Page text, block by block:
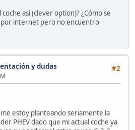
así (clever option)? ¿Cómo se
por internet pero no encuentro
#2
y dudas
estoy planteando seriamente la
PHEV dado que mi actual coche ya